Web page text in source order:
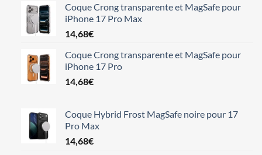
Coque Crong transparente et MagSafe pour
iPhone 17 Pro Max
14,68€
Coque Crong transparente et MagSafe pour
iPhone 17 Pro
14,68€
Coque Hybrid Frost MagSafe noire pour 17
Pro Max
14,68€